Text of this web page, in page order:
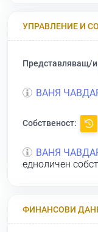
УПРАВЛЕНИЕ И
Представляващ/
ВАНЯ
Собственост:
ВАНЯ
едноличен
ФИНАНСОВИ